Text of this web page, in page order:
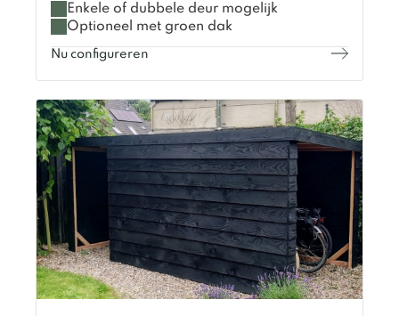
Enkele of dubbele deur mogelijk
Optioneel met groen dak
Nu configureren